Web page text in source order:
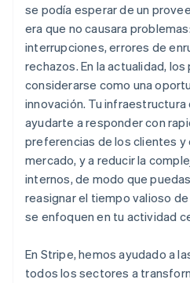
se podía esperar de un
era que no causara
interrupciones, errores de
rechazos. En la actualidad,
considerarse como una
innovación. Tu
ayudarte a responder con
preferencias de los clientes
mercado, y a reducir la
internos, de modo que
reasignar el tiempo valioso
se enfoquen en tu actividad
En Stripe, hemos ayudado a
todos los sectores a